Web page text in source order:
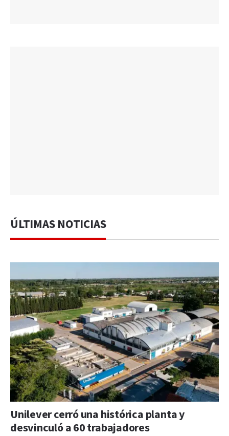
ÚLTIMAS NOTICIAS
Unilever cerró una histórica planta y
desvinculó a 60 trabajadores